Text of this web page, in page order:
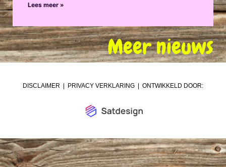
Lees meer »
Meer nieuws
DISCLAIMER | PRIVACY VERKLARING | ONTWIKKELD DOOR: